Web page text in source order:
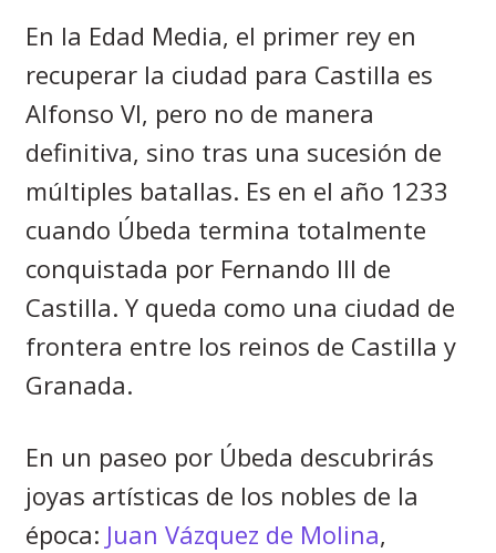
En la Edad Media, el primer rey en
recuperar la ciudad para Castilla es
Alfonso VI, pero no de manera
definitiva, sino tras una sucesión de
múltiples batallas. Es en el año 1233
cuando Úbeda termina totalmente
conquistada por Fernando III de
Castilla. Y queda como una ciudad de
frontera entre los reinos de Castilla y
Granada.
En un paseo por Úbeda descubrirás
joyas artísticas de los nobles de la
época: Juan Vázquez de Molina,